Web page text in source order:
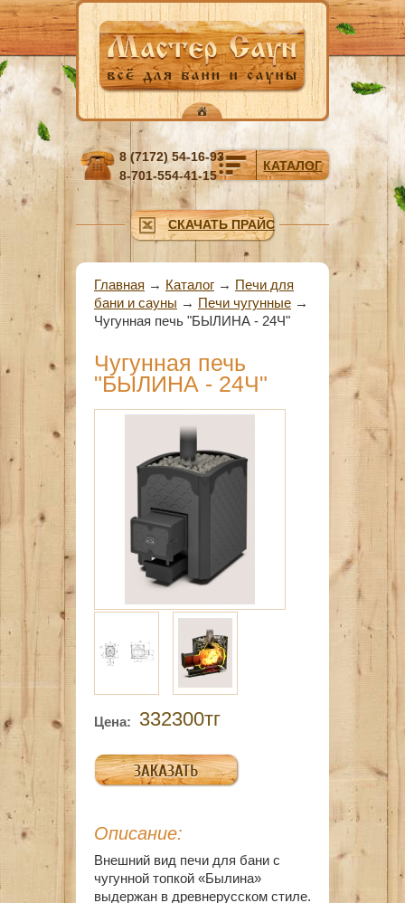
Перейти к основному содержанию
КАТАЛОГ
8 (7172) 54-16-93
8-701-554-41-15
СКАЧАТЬ ПРАЙС
Вы здесь
Главная → Каталог → Печи для
бани и сауны → Печи чугунные →
Чугунная печь "БЫЛИНА - 24Ч"
Чугунная печь
"БЫЛИНА - 24Ч"
Цена: 332300тг
Описание:
Внешний вид печи для бани с
чугунной топкой «Былина»
выдержан в древнерусском стиле.